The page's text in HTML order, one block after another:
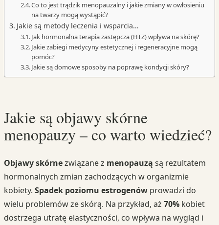
Co to jest trądzik menopauzalny i jakie zmiany w owłosieniu
na twarzy mogą wystąpić?
Jakie są metody leczenia i wsparcia…
Jak hormonalna terapia zastępcza (HTZ) wpływa na skórę?
Jakie zabiegi medycyny estetycznej i regeneracyjne mogą
pomóc?
Jakie są domowe sposoby na poprawę kondycji skóry?
Jakie są objawy skórne
menopauzy – co warto wiedzieć?
Objawy skórnezwiązane z menopauzą są rezultatem
hormonalnych zmian zachodzących w organizmie
kobiety. Spadek poziomu estrogenów prowadzi do
wielu problemów ze skórą. Na przykład, aż 70% kobiet
dostrzega utratę elastyczności, co wpływa na wygląd i